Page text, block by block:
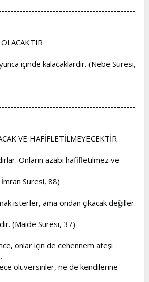
içinde kalacaklardır. (Nebe Suresi,
VE HAFİFLETİLMEYECEKTİR
Onların azabı hafifletilmez ve
Suresi, 88)
isterler, ama ondan çıkacak değiller.
(Maide Suresi, 37)
onlar için de cehennem ateşi
ölüversinler, ne de kendilerine